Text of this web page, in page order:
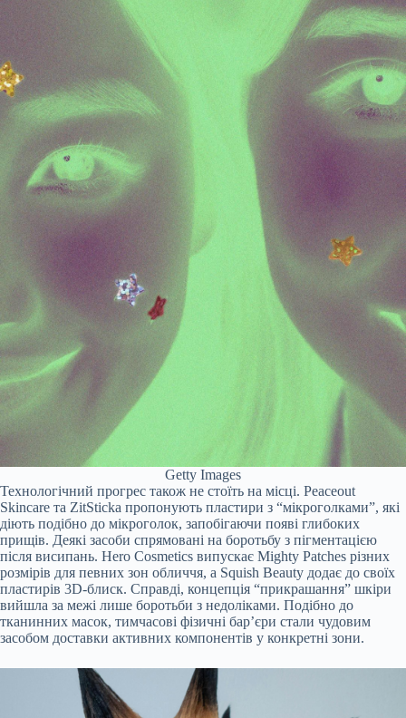
Getty Images
Технологічний прогрес також не стоїть на місці. Peaceout
Skincare та ZitSticka пропонують пластири з “мікроголками”, які
діють подібно до мікроголок, запобігаючи появі глибоких
прищів. Деякі засоби спрямовані на боротьбу з пігментацією
після висипань. Hero Cosmetics випускає Mighty Patches різних
розмірів для певних зон обличчя, а Squish Beauty додає до своїх
пластирів 3D-блиск. Справді, концепція “прикрашання” шкіри
вийшла за межі лише боротьби з недоліками. Подібно до
тканинних масок, тимчасові фізичні бар’єри стали чудовим
засобом доставки активних компонентів у конкретні зони.